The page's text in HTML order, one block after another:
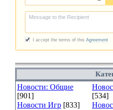
Новости: Общие
[901]
[534]
Новости Игр [833]